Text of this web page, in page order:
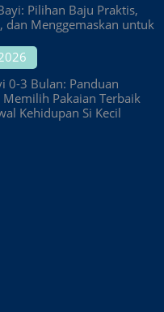
Pilihan Baju Praktis,
dan Menggemaskan untuk
0-3 Bulan: Panduan
Memilih Pakaian Terbaik
Kehidupan Si Kecil